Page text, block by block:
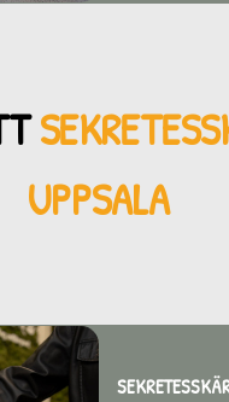
UPPSALA